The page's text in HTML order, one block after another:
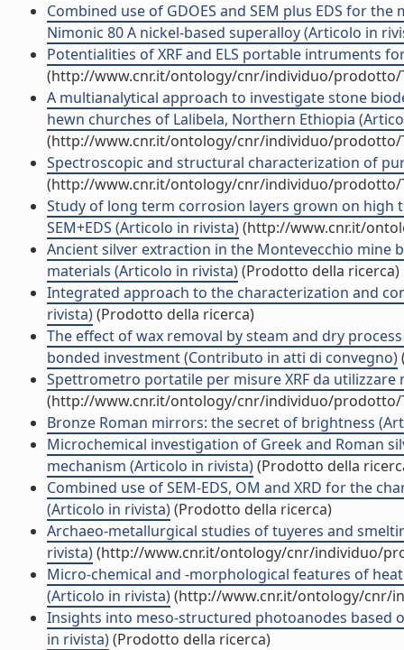
Combined use of GDOES and SEM plus EDS for
Nimonic 80 A nickel-based superalloy (Articolo in
Potentialities of XRF and ELS portable intruments
(http://www.cnr.it/ontology/cnr/individuo/prodotto/
A multianalytical approach to investigate stone
hewn churches of Lalibela, Northern Ethiopia
(http://www.cnr.it/ontology/cnr/individuo/prodotto/
Spectroscopic and structural characterization of
(http://www.cnr.it/ontology/cnr/individuo/prodotto/
Study of long term corrosion layers grown on high
SEM+EDS (Articolo in rivista)(http://www.cnr.it/
Ancient silver extraction in the Montevecchio mine
materials (Articolo in rivista)(Prodotto della ricerca)
Integrated approach to the characterization and
rivista)(Prodotto della ricerca)
The effect of wax removal by steam and dry
bonded investment (Contributo in atti di convegno)
Spettrometro portatile per misure XRF da
(http://www.cnr.it/ontology/cnr/individuo/prodotto/
Bronze Roman mirrors: the secret of brightness
Microchemical investigation of Greek and Roman
mechanism (Articolo in rivista)(Prodotto della
Combined use of SEM-EDS, OM and XRD for the
(Articolo in rivista)(Prodotto della ricerca)
Archaeo-metallurgical studies of tuyeres and
rivista)(http://www.cnr.it/ontology/cnr/individuo/
Micro-chemical and -morphological features of
(Articolo in rivista)(http://www.cnr.it/ontology/cnr/
Insights into meso-structured photoanodes
in rivista)(Prodotto della ricerca)